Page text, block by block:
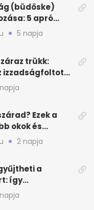
(büdöske)
5 apró
5 napja
trükk:
izzadságfoltot
matracról
Ezek a
okok és
2 napja
a
így
otthon